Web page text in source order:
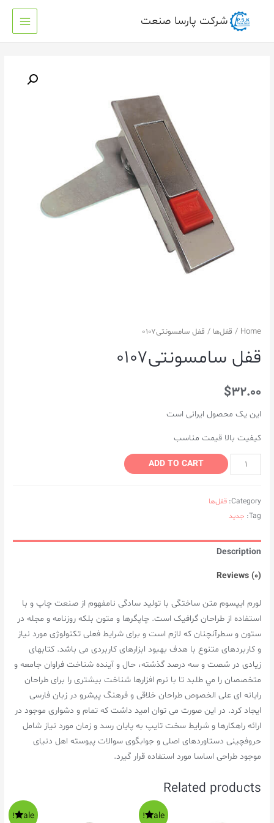
شرکت پارسا صنعت
Home
/ قفل‌ها / قفل سامسونتی۰۱۰۷
قفل سامسونتی۰۱۰۷
$32.00
این یک محصول ایرانی است
کیفیت بالا قیمت مناسب
ADD TO CART
Category: قفل‌ها
Tag: جدید
Description
Reviews (0)
لورم ايپسوم متن ساختگی با توليد سادگی نامفهوم از صنعت چاپ و با
استفاده از طراحان گرافيک است. چاپگرها و متون بلکه روزنامه و مجله در
ستون و سطرآنچنان که لازم است و برای شرايط فعلی تکنولوژی مورد نياز
و کاربردهای متنوع با هدف بهبود ابزارهای کاربردی می باشد. کتابهای
زيادی در شصت و سه درصد گذشته، حال و آينده شناخت فراوان جامعه و
متخصصان را مي طلبد تا با نرم افزارها شناخت بيشتری را برای طراحان
رايانه ای علی الخصوص طراحان خلاقی و فرهنگ پيشرو در زبان فارسی
ايجاد کرد. در اين صورت می توان اميد داشت که تمام و دشواری موجود در
ارائه راهکارها و شرايط سخت تايپ به پايان رسد و زمان مورد نياز شامل
حروفچينی دستاوردهای اصلی و جوابگوی سوالات پيوسته اهل دنيای
موجود طراحی اساسا مورد استفاده قرار گيرد.
Related products
Sale!
Sale!